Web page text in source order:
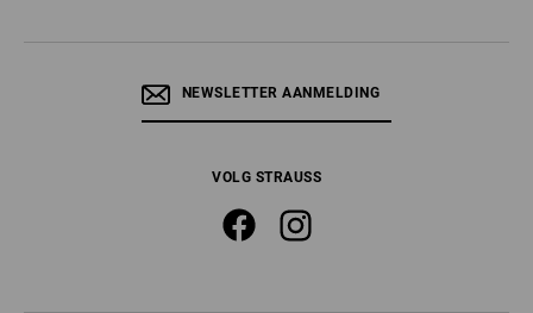
NEWSLETTER AANMELDING
VOLG STRAUSS